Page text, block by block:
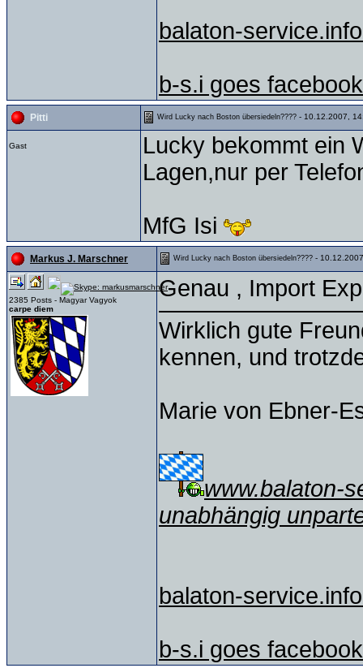
balaton-
b-s.i goes facebook
Pitti Wird Lucky nach Boston übersiedeln???? - 10.12.2007,
Gast
Lucky bekommt ein
Lagen,nur per
MfG Isi
Markus J. Marschner Wird Lucky nach Boston übersiedeln???? -
2385 Posts - Magyar Vagyok
carpe diem
Genau , Import
Wirklich gute
kennen, und
Marie von Ebner-
www.balaton-
unabhängig
balaton-
b-s.i goes facebook